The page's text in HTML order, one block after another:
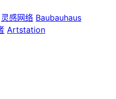
灵感网络 Baubauhaus
Artstation